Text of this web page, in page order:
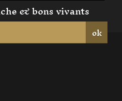
& bons vivants
ok